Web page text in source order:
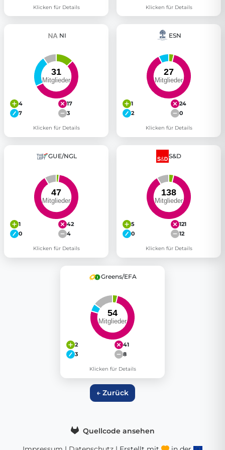
Klicken für Details Klicken für Details
NI
4
17
7
3
Klicken für Details
ESN
1
24
2
0
Klicken für Details
GUE/NGL
1
42
0
4
Klicken für Details
S&D
5
121
0
12
Klicken für Details
Greens/EFA
2
41
3
8
Klicken für Details
← Zurück
Quellcode ansehen